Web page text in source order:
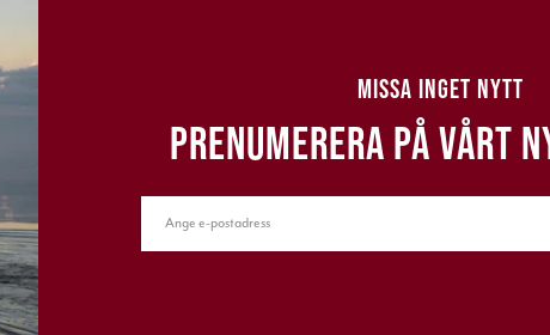
MISSA INGET NYTT
PRENUMERERA PÅ VÅRT